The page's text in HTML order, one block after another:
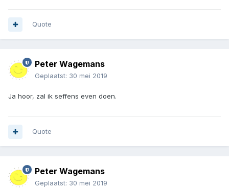
Quote
Peter Wagemans
Geplaatst: 30 mei 2019
Ja hoor, zal ik seffens even doen.
Quote
Peter Wagemans
Geplaatst: 30 mei 2019